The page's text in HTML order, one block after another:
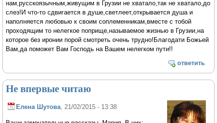
нам,русскоязычным,живущим в Грузии не хватало,так не хватало,до
слез!И что-то сдвигается в душе,светлеет,открывается душа и
наполняется любовью к своим соплеменникам,вместе с тобой
проходящим то нелегкое поприще,называемое жизнью в Грузии,на
которое без иронии порой смотреть очень трудно!Благодати Божьей
Вам,да поможет Вам Господь на Вашем нелегком пути!!
ответить
Не впервые читаю
Елена Шутова , 21/02/2015 - 13:38